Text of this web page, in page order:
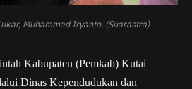
Muhammad Iryanto. (Suarastra)
Kabupaten (Pemkab) Kutai
Dinas Kependudukan dan